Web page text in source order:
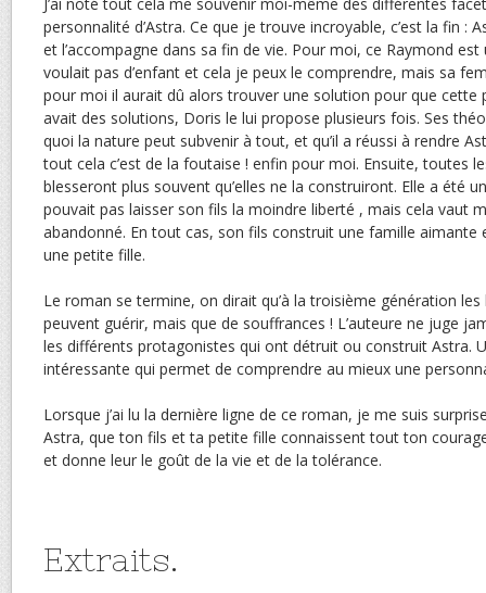
personnalité d’Astra. Ce que je trouve incroyable, c’est la fin :
et l’accompagne dans sa fin de vie. Pour moi, ce Raymond
voulait pas d’enfant et cela je peux le comprendre, mais sa
pour moi il aurait dû alors trouver une solution pour que cette
avait des solutions, Doris le lui propose plusieurs fois. Ses
quoi la nature peut subvenir à tout, et qu’il a réussi à rendre
tout cela c’est de la foutaise ! enfin pour moi. Ensuite, toutes
blesseront plus souvent qu’elles ne la construiront. Elle a été
pouvait pas laisser son fils la moindre liberté , mais cela vaut
abandonné. En tout cas, son fils construit une famille aimante
une petite fille.
Le roman se termine, on dirait qu’à la troisième génération les
peuvent guérir, mais que de souffrances ! L’auteure ne juge
les différents protagonistes qui ont détruit ou construit Astra.
intéressante qui permet de comprendre au mieux une
Lorsque j’ai lu la dernière ligne de ce roman, je me suis
Astra, que ton fils et ta petite fille connaissent tout ton
et donne leur le goût de la vie et de la tolérance.
Extraits.